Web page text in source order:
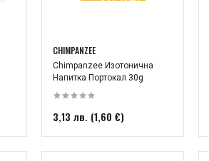
CHIMPANZEE
Chimpanzee Изотонична
Напитка Портокал 30g
3,13 лв. (1,60 €)